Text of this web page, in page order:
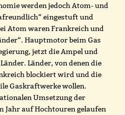
werden jedoch Atom- und
eingestuft und
Atom waren Frankreich und
Hauptmotor beim Gas
jetzt die Ampel und
Länder, von denen die
blockiert wird und die
Gaskraftwerke wollen.
Umsetzung der
Jahr auf Hochtouren gelaufen